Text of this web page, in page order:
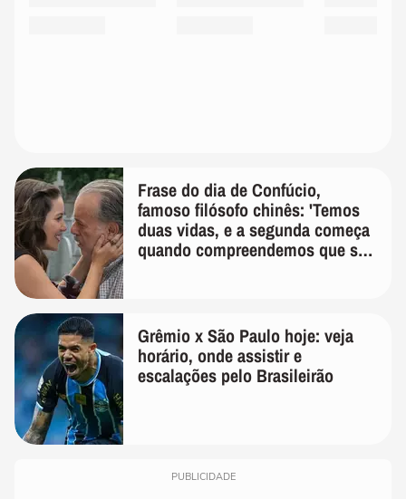
Frase do dia de Confúcio,
famoso filósofo chinês: 'Temos
duas vidas, e a segunda começa
quando compreendemos que só
Grêmio x São Paulo hoje: veja
horário, onde assistir e
escalações pelo Brasileirão
PUBLICIDADE